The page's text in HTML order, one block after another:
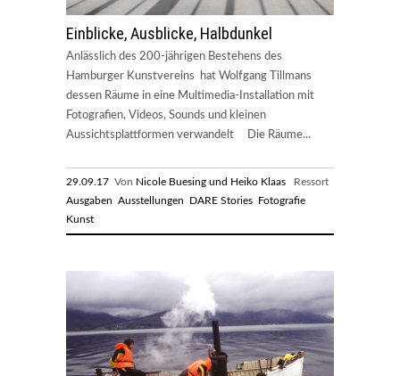
Einblicke, Ausblicke, Halbdunkel
Anlässlich des 200-jährigen Bestehens des
Hamburger Kunstvereins hat Wolfgang Tillmans
dessen Räume in eine Multimedia-Installation mit
Fotografien, Videos, Sounds und kleinen
Aussichtsplattformen verwandelt Die Räume...
29.09.17 Von Nicole Buesing und Heiko Klaas Ressort
Ausgaben Ausstellungen DARE Stories Fotografie
Kunst